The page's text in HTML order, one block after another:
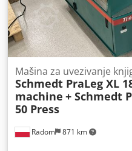
Radom 871 km
Mašina za uvezivanje
Schmedt PraLeg XL
machine + Schmedt
50 Press